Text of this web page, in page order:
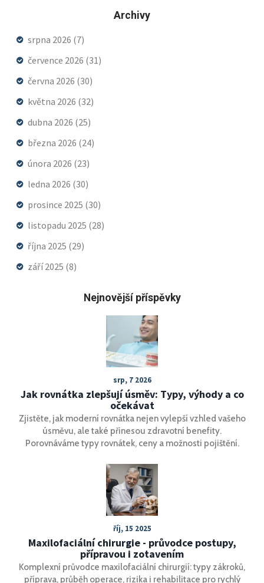
Archivy
srpna 2026 (7)
července 2026 (31)
června 2026 (30)
května 2026 (32)
dubna 2026 (25)
března 2026 (24)
února 2026 (23)
ledna 2026 (30)
prosince 2025 (30)
listopadu 2025 (28)
října 2025 (29)
září 2025 (8)
Nejnovější příspěvky
srp, 7 2026
Jak rovnátka zlepšují úsměv: Typy, výhody a co
očekávat
Zjistěte, jak moderní rovnátka nejen vylepší vzhled vašeho
úsměvu, ale také přinesou zdravotní benefity.
Porovnáváme typy rovnátek, ceny a možnosti pojištění.
říj, 15 2025
Maxilofaciální chirurgie - průvodce postupy,
přípravou i zotavením
Komplexní průvodce maxilofaciální chirurgií: typy zákroků,
příprava, průběh operace, rizika i rehabilitace pro rychlý